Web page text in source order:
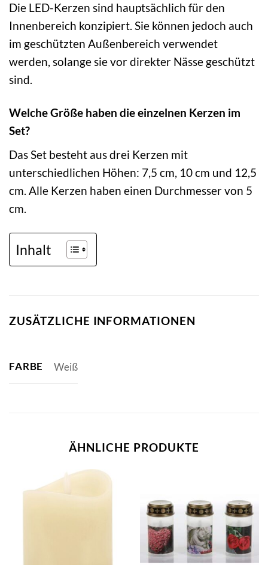
Die LED-Kerzen sind hauptsächlich für den
Innenbereich konzipiert. Sie können jedoch auch
im geschützten Außenbereich verwendet
werden, solange sie vor direkter Nässe geschützt
sind.
Welche Größe haben die einzelnen Kerzen im
Set?
Das Set besteht aus drei Kerzen mit
unterschiedlichen Höhen: 7,5 cm, 10 cm und 12,5
cm. Alle Kerzen haben einen Durchmesser von 5
cm.
Inhalt
ZUSÄTZLICHE INFORMATIONEN
FARBE Weiß
ÄHNLICHE PRODUKTE